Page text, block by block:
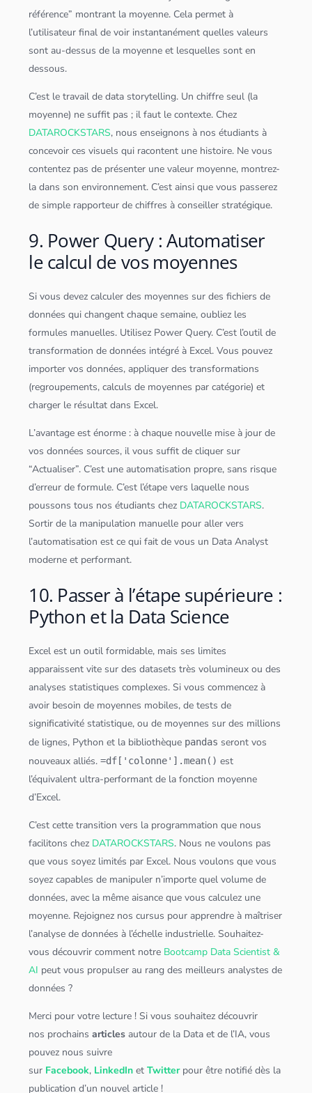
référence” montrant la moyenne. Cela permet à
l’utilisateur final de voir instantanément quelles valeurs
sont au-dessus de la moyenne et lesquelles sont en
dessous.
C’est le travail de data storytelling. Un chiffre seul (la
moyenne) ne suffit pas ; il faut le contexte. Chez
DATAROCKSTARS, nous enseignons à nos étudiants à
concevoir ces visuels qui racontent une histoire. Ne vous
contentez pas de présenter une valeur moyenne, montrez-
la dans son environnement. C’est ainsi que vous passerez
de simple rapporteur de chiffres à conseiller stratégique.
9. Power Query : Automatiser
le calcul de vos moyennes
Si vous devez calculer des moyennes sur des fichiers de
données qui changent chaque semaine, oubliez les
formules manuelles. Utilisez Power Query. C’est l’outil de
transformation dedonnées intégré à Excel. Vous pouvez
importer vosdonnées, appliquer des transformations
(regroupements, calculs de moyennes par catégorie) et
charger le résultat dans Excel.
L’avantage est énorme : à chaque nouvelle mise à jour de
vosdonnées sources, il vous suffit de cliquer sur
“Actualiser”. C’est une automatisation propre, sans risque
d’erreur de formule. C’est l’étape vers laquelle nous
poussons tous nos étudiants chez DATAROCKSTARS.
Sortir de la manipulation manuelle pour aller vers
l’automatisation est ce qui fait de vous un Data Analyst
moderne et performant.
10. Passer à l’étape supérieure :
Python et la Data Science
Excel est un outil formidable, mais ses limites
apparaissent vite sur des datasets très volumineux ou des
analyses statistiques complexes. Si vous commencez à
avoir besoin de moyennes mobiles, de tests de
significativité statistique, ou de moyennes sur des millions
de lignes, Python et la bibliothèque pandas seront vos
nouveaux alliés.=df['colonne'].mean() est
l’équivalent ultra-performant de la fonction moyenne
d’Excel.
C’est cette transition vers la programmation que nous
facilitons chez DATAROCKSTARS. Nous ne voulons pas
que vous soyez limités par Excel. Nous voulons que vous
soyez capables de manipuler n’importe quel volume de
données, avec la même aisance que vous calculez une
moyenne. Rejoignez nos cursus pour apprendre à maîtriser
l’analyse dedonnées à l’échelle industrielle. Souhaitez-
vous découvrir comment notre Bootcamp Data Scientist &
AI peut vous propulser au rang des meilleurs analystes de
données ?
Merci pour votre lecture ! Si vous souhaitez découvrir
nos prochainsarticles autour de la Data et de l’IA, vous
pouvez nous suivre
sur Facebook, LinkedIn etTwitter pour être notifié dès la
publication d’un nouvel article !